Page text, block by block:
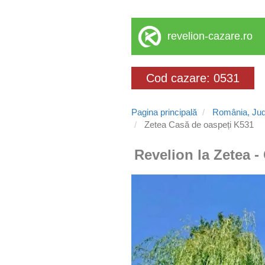
revelion-cazare.ro
Cod cazare: 0531
Pagina principală
România,
Zetea Casă de oaspeți K531
Revelion la Zetea